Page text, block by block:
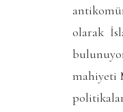
olarak
mahiyeti